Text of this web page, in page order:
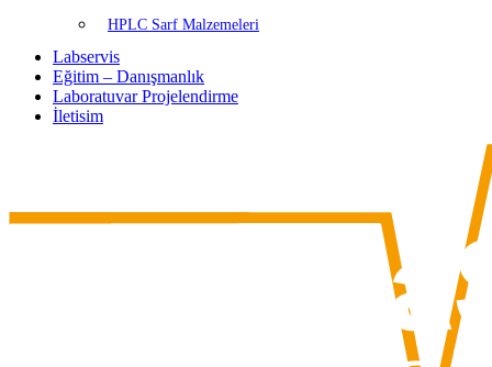
HPLC Sarf Malzemeleri
Labservis
Eğitim – Danışmanlık
Laboratuvar Projelendirme
İletisim